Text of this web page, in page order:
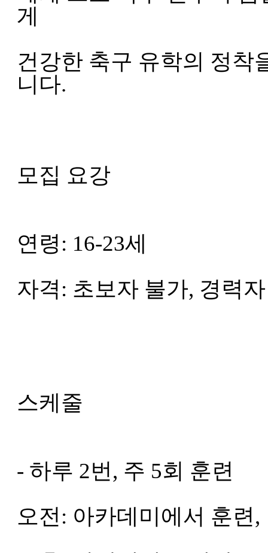
게
건강한 축구 유학의 정착
니다.
모집 요강
연령: 16-23세
자격: 초보자 불가, 경력
스케줄
- 하루 2번, 주 5회 훈련
오전: 아카데미에서 훈련,